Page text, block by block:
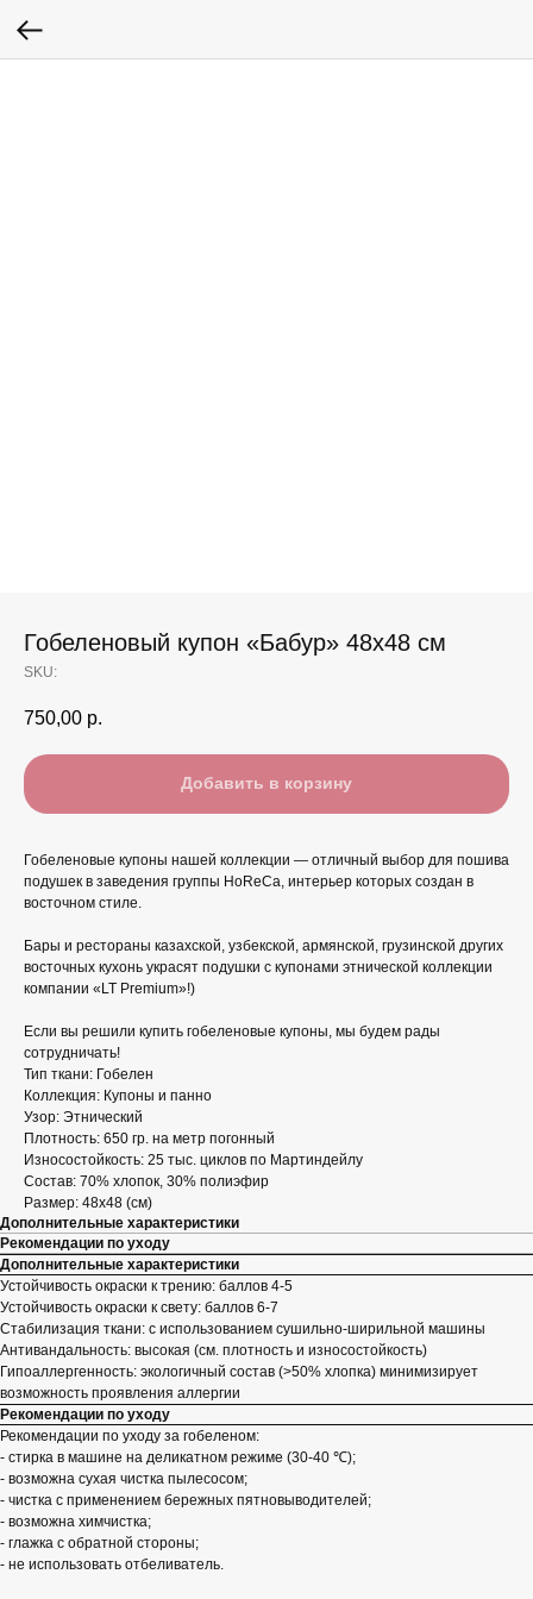
Гобеленовый купон «Бабур» 48x48 см
SKU:
750,00 р.
Добавить в корзину
Гобеленовые купоны нашей коллекции — отличный выбор для пошива
подушек в заведения группы HoReCa, интерьер которых создан в
восточном стиле.
Бары и рестораны казахской, узбекской, армянской, грузинской других
восточных кухонь украсят подушки с купонами этнической коллекции
компании «LT Premium»!)
Если вы решили купить гобеленовые купоны, мы будем рады
сотрудничать!
Тип ткани: Гобелен
Коллекция: Купоны и панно
Узор: Этнический
Плотность: 650 гр. на метр погонный
Износостойкость: 25 тыс. циклов по Мартиндейлу
Состав: 70% хлопок, 30% полиэфир
Размер: 48x48 (см)
Дополнительные характеристики
Рекомендации по уходу
Дополнительные характеристики
Устойчивость окраски к трению: баллов 4-5
Устойчивость окраски к свету: баллов 6-7
Стабилизация ткани: с использованием сушильно-ширильной машины
Антивандальность: высокая (см. плотность и износостойкость)
Гипоаллергенность: экологичный состав (>50% хлопка) минимизирует
возможность проявления аллергии
Рекомендации по уходу
Рекомендации по уходу за гобеленом:
- стирка в машине на деликатном режиме (30-40 ℃);
- возможна сухая чистка пылесосом;
- чистка с применением бережных пятновыводителей;
- возможна химчистка;
- глажка с обратной стороны;
- не использовать отбеливатель.